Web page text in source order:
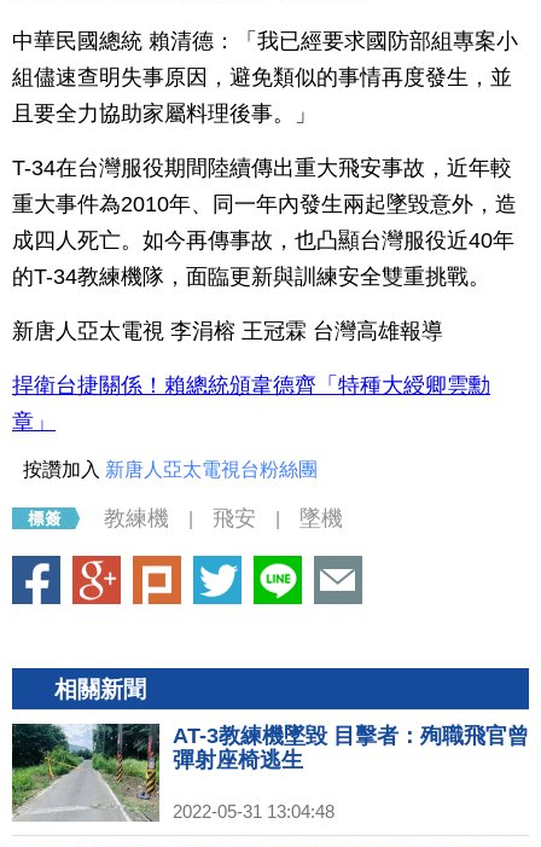
中華民國總統 賴清德：「我已經要求國防部組專案小
組儘速查明失事原因，避免類似的事情再度發生，並
且要全力協助家屬料理後事。」
T-34在台灣服役期間陸續傳出重大飛安事故，近年較
重大事件為2010年、同一年內發生兩起墜毀意外，造
成四人死亡。如今再傳事故，也凸顯台灣服役近40年
的T-34教練機隊，面臨更新與訓練安全雙重挑戰。
新唐人亞太電視 李涓榕 王冠霖 台灣高雄報導
捍衛台捷關係！賴總統頒韋德齊「特種大綬卿雲勳
章」
按讚加入 新唐人亞太電視台粉絲團
教練機 飛安 墜機
相關新聞
AT-3教練機墜毀 目擊者：殉職飛官曾
彈射座椅逃生
2022-05-31 13:04:48